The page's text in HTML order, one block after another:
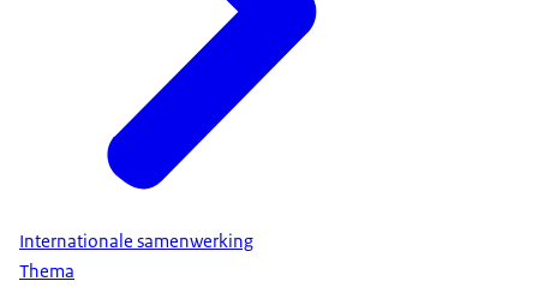
Internationale samenwerking
Thema